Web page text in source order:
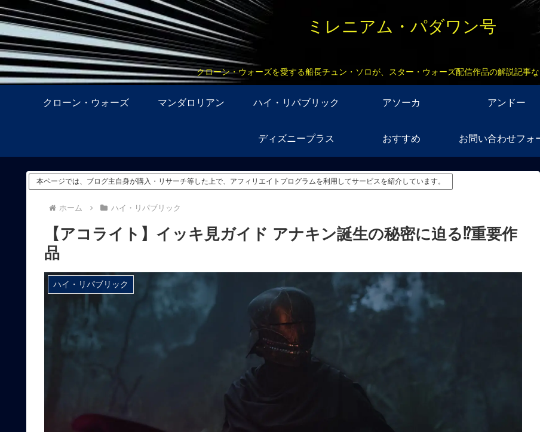
ミレニアム・パダワン号
クローン・ウォーズを愛する船長チュン・ソロが、スター・ウォーズ配信作品の解説記事
クローン・ウォーズ マンダロリアン ハイ・リパブリック アソーカ アンドー
ディズニープラス おすすめ お問い合わせフォ
本ページでは、ブログ主自身が購入・リサーチ等した上で、アフィリエイトプログラムを利用してサービスを紹介しています。
ホーム ハイ・リパブリック
【アコライト】イッキ見ガイド アナキン誕生の秘密に迫る⁉︎重要作
品
ハイ・リパブリック